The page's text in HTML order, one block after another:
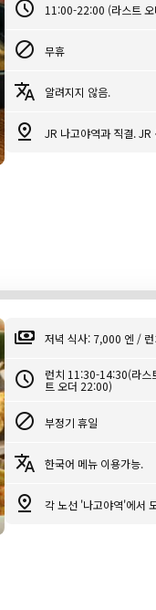
11:00-22:00 (라스트
무휴
알려지지 않음.
JR 나고야역과 직결.
저녁 식사: 7,000 엔 /
런치 11:30-14:30(라
트 오더 22:00)
부정기 휴일
한국어 메뉴 이용가능.
각 노선 '나고야역'에서